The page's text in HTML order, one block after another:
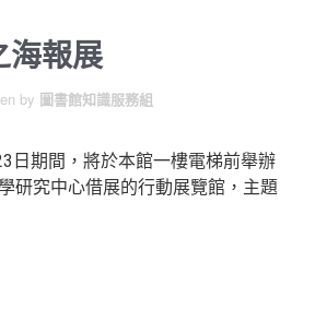
海報展
by 圖書館知識服務組
日期間，將於本館一樓電梯前舉辦
研究中心借展的行動展覽館，主題